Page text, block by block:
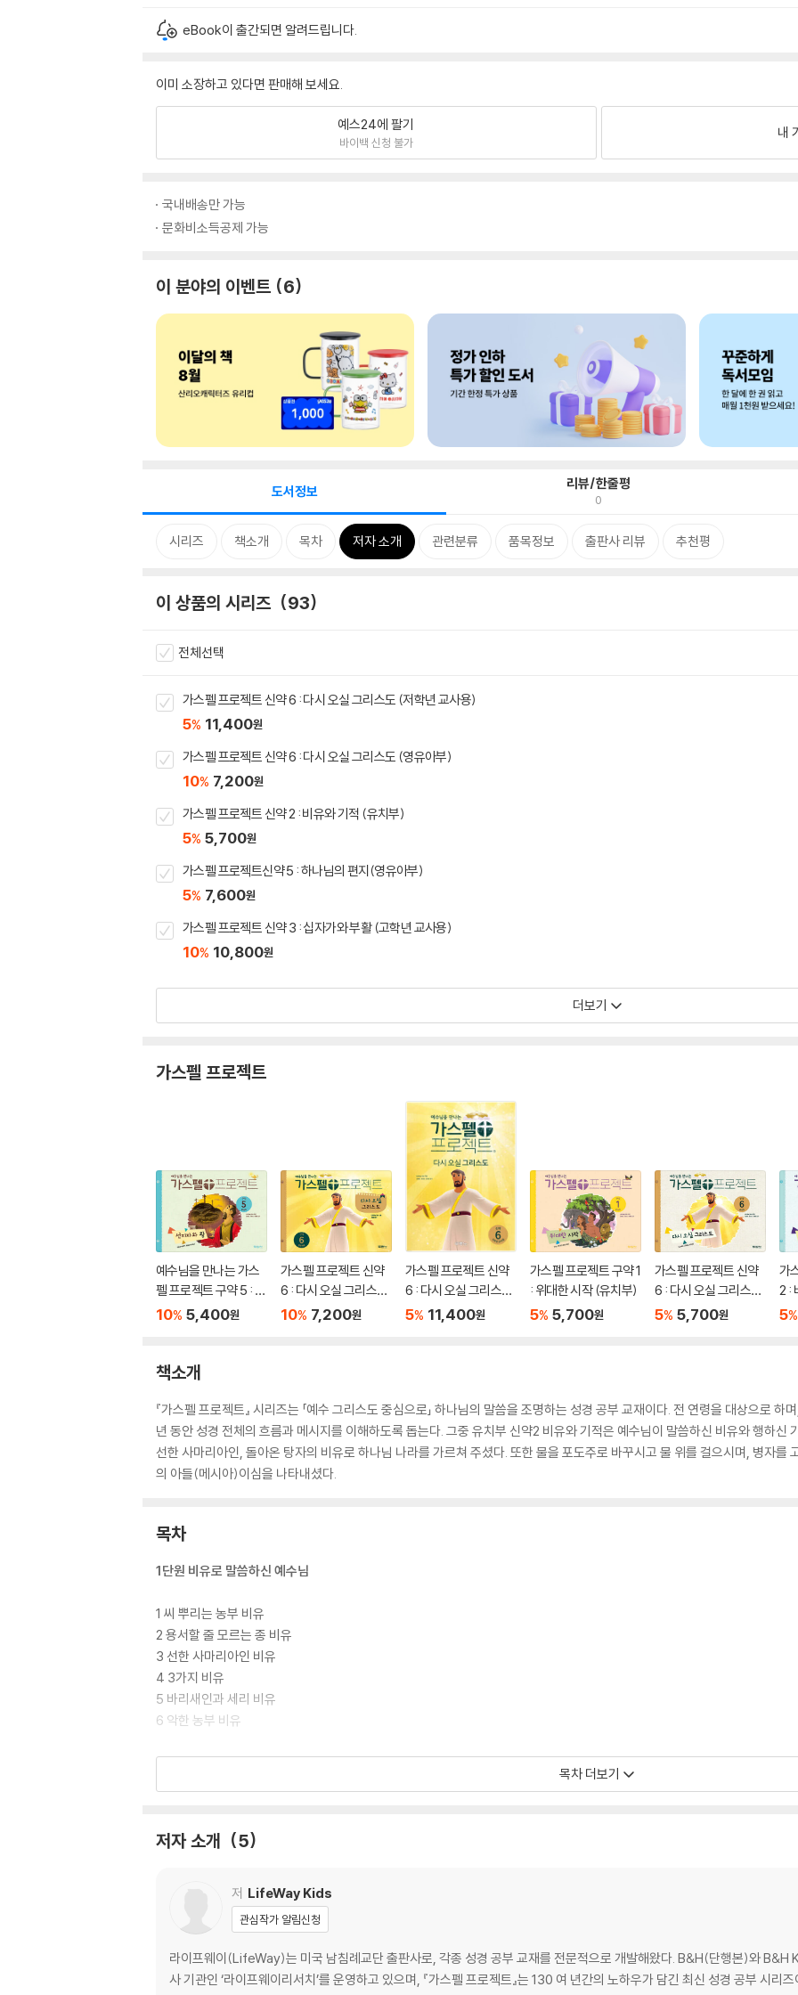
eBook이 출간되면 알려드립니다.
이미 소장하고 있다면 판매해 보세요.
예스24에 팔기
바이백 신청 불가
내
국내배송만 가능
문화비소득공제 가능
이 분야의 이벤트 6
도서정보 리뷰/한줄평
0
시리즈 책소개 목차 저자 소개 관련분류 품목정보 출판사 리뷰 추천평
이 상품의 시리즈 93
전체선택
가스펠 프로젝트 신약 6 : 다시 오실 그리스도 (저학년 교사용)
5% 11,400원
가스펠 프로젝트 신약 6 : 다시 오실 그리스도 (영유아부)
10% 7,200원
가스펠 프로젝트 신약 2 : 비유와 기적 (유치부)
5% 5,700원
가스펠 프로젝트신약 5 : 하나님의 편지(영유아부)
5% 7,600원
가스펠 프로젝트 신약 3 : 십자가와 부활 (고학년 교사용)
10% 10,800원
더보기
가스펠 프로젝트
예수님을 만나는 가스
펠 프로젝트 구약 5 : 선
지자와 왕
10% 5,400원
가스펠 프로젝트 신약
6 : 다시 오실 그리스도
(영유아부)
10% 7,200원
가스펠 프로젝트 신약
6 : 다시 오실 그리스도
(저학년 교사용)
5% 11,400원
가스펠 프로젝트 구약 1
: 위대한 시작 (유치부)
5% 5,700원
가스펠 프로젝트 신약
6 : 다시 오실 그리스도
(유치부)
5% 5,700원
가
2 :
부)
5%
책소개
『가스펠 프로젝트』 시리즈는 「예수 그리스도 중심으로」 하나님의 말씀을 조명하는 성경 공부 교재이다. 전 연령을 대상으로
년 동안 성경 전체의 흐름과 메시지를 이해하도록 돕는다. 그중 유치부 신약2 비유와 기적은 예수님이 말씀하신 비유와 행하신
선한 사마리아인, 돌아온 탕자의 비유로 하나님 나라를 가르쳐 주셨다. 또한 물을 포도주로 바꾸시고 물 위를 걸으시며, 병자를
의 아들(메시아)이심을 나타내셨다.
목차
1단원 비유로 말씀하신 예수님
1 씨 뿌리는 농부 비유
2 용서할 줄 모르는 종 비유
3 선한 사마리아인 비유
4 3가지 비유
5 바리새인과 세리 비유
6 악한 농부 비유
2단원 기적을 행하신 예수님
9 예수님이 물 위를 걸으셨어요
3단원 고치시는 예수님
10 예수님이 중풍 병자를 고치셨어요
11 예수님이 귀신 들린 사람을 고치셨어요
12 예수님이 여인을 고치시고 소녀를 살리셨어요
목차 더보기
저자 소개 5
저 LifeWay Kids
관심작가 알림신청
라이프웨이(LifeWay)는 미국 남침례교단 출판사로, 각종 성경 공부 교재를 전문적으로 개발해왔다. B&H(단행본)와 B&H
사 기관인 ‘라이프웨이리서치’를 운영하고 있으며, 『가스펠 프로젝트』는 130 여 년간의 노하우가 담긴 최신 성경 공부 시리